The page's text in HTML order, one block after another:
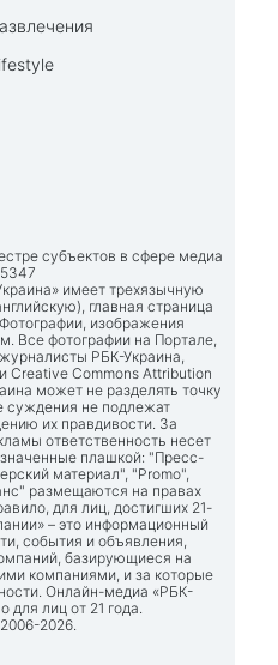
субъектов в сфере медиа
имеет трехязычную
главная страница
изображения
Все фотографии на Портале,
РБК-Украина,
Creative Commons Attribution
может не разделять точку
суждения не подлежат
их правдивости. За
ответственность несет
плашкой: "Пресс-
материал", "Promo",
размещаются на правах
для лиц, достигших 21-
– это информационный
события и объявления,
базирующиеся на
компаниями, и за которые
Онлайн-медиа «РБК-
для лиц от 21 года.
2026.